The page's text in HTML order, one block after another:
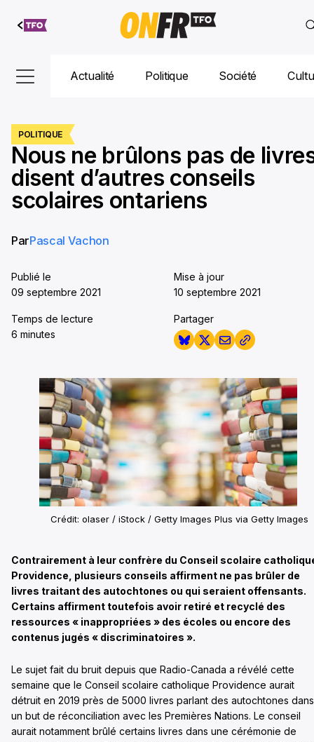
Aller au
contenu
Actualité Politique Société
POLITIQUE
Nous ne brûlons pas de
disent d’autres conseils
scolaires ontariens
ParPascal Vachon
Publié le
09 septembre 2021
Mise à jour
10 septembre 2021
Temps de lecture
6 minutes
Partager
Crédit: olaser / iStock / Getty Images Plus via Getty Images
Contrairement à leur confrère du Conseil scolaire
Providence, plusieurs conseils affirment ne pas brûler de
livres traitant des autochtones ou qui seraient offensants.
Certains affirment toutefois avoir retiré et recyclé des
ressources « inappropriées » des écoles ou encore des
contenus jugés « discriminatoires ».
Le sujet fait du bruit depuis que Radio-Canada a révélé cette
semaine que le Conseil scolaire catholique Providence aurait
détruit en 2019 près de 5000 livres parlant des autochtones dans
un but de réconciliation avec les Premières Nations. Le conseil
aurait notamment brûlé certains livres dans une cérémonie de